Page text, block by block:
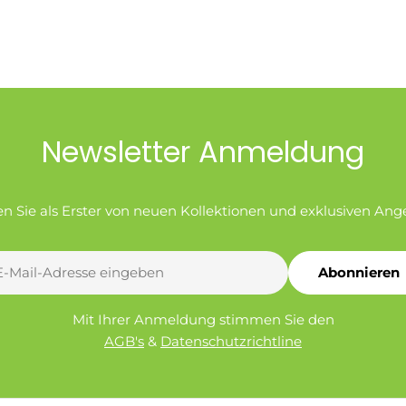
Newsletter Anmeldung
Sie als Erster von neuen Kollektionen und exklusiven
Abonnieren
Mit Ihrer Anmeldung stimmen Sie den
AGB's & Datenschutzrichtline